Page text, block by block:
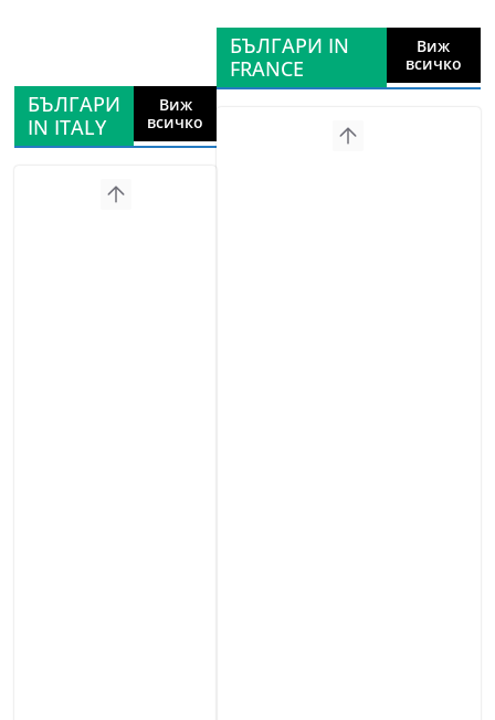
БЪЛГАРИ
IN ITALY
Виж
всичко
БЪЛГАРИ IN
FRANCE
Виж
всичко